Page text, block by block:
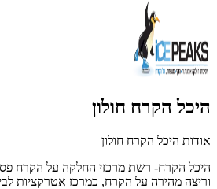
היכל הקרח חולון
אודות היכל הקרח חולון
היכל הקרח- רשת מרכזי החלקה על הקרח
וריצה מהירה על הקרח, כמרכז אטרקציות